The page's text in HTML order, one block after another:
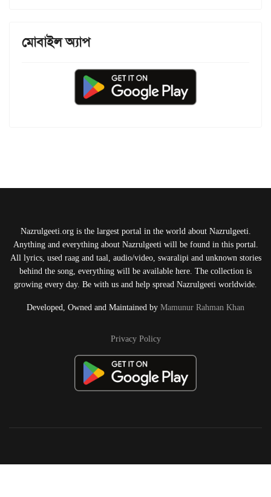
মোবাইল অ্যাপ
Nazrulgeeti.org is the largest portal in the world about Nazrulgeeti.
Anything and everything about Nazrulgeeti will be found in this portal.
All lyrics, used raag and taal, audio/video, swaralipi and unknown stories
behind the song, everything will be available here. The collection is
growing every day. Be with us and help spread Nazrulgeeti worldwide.
Developed, Owned and Maintained by Mamunur Rahman Khan
Privacy Policy